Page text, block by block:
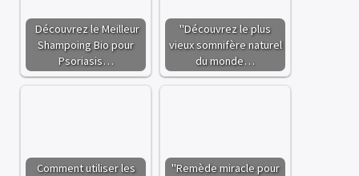
Découvrez le Meilleur
Shampoing Bio pour
Psoriasis…
"Découvrez le plus
vieux somnifère naturel
du monde…
Comment utiliser les
"Remède miracle pour